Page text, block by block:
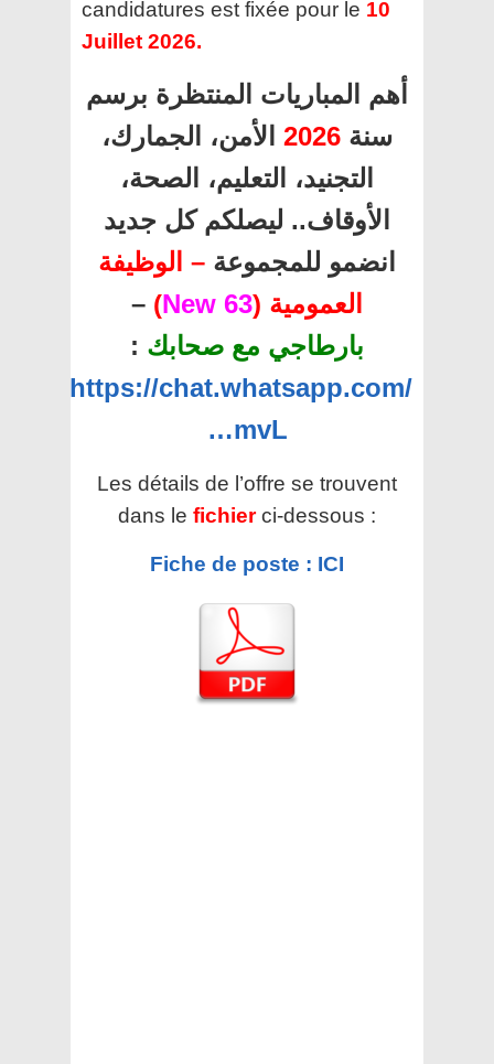
candidatures est fixée pour le 10
Juillet 2026.
أهم المباريات المنتظرة برسم
سنة 2026 الأمن، الجمارك،
التجنيد، التعليم، الصحة،
الأوقاف.. ليصلكم كل جديد
انضمو للمجموعة – الوظيفة
العمومية (63 New
)
–
بارطاجي مع صحابك :
https://chat.whatsapp.com/
…mvL
Les détails de l’offre se trouvent
dans le fichier ci-dessous :
Fiche de poste : ICI